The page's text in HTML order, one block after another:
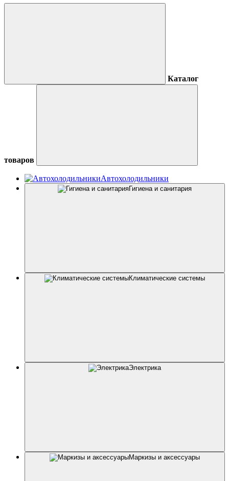
Каталог
товаров
Автохолодильники
Гигиена и санитария
Климатические системы
Электрика
Маркизы и аксессуары